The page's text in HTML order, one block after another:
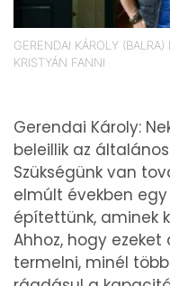
GERENDAI KÁROLY
KRISTYÁN FANNI
Gerendai Károly:
beleillik az
Szükségünk van
elmúlt években
építettünk, aminek
Ahhoz, hogy
termelni, minél